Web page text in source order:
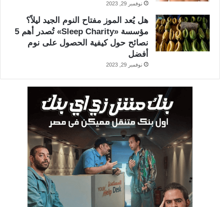
نوفمبر 29, 2023
هل يُعد الموز مفتاح النوم الجيد ليلاً؟
مؤسسة «Sleep Charity» تُصدر أهم 5
نصائح حول كيفية الحصول على نوم
أفضل
نوفمبر 29, 2023